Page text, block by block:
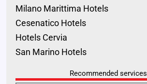
Milano Marittima Hotels
Cesenatico Hotels
Hotels Cervia
San Marino Hotels
Recommended services